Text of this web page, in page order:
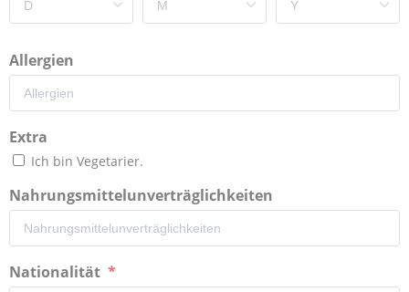
Allergien
Extra
Ich bin Vegetarier.
Nahrungsmittelunverträglichkeiten
Nationalität